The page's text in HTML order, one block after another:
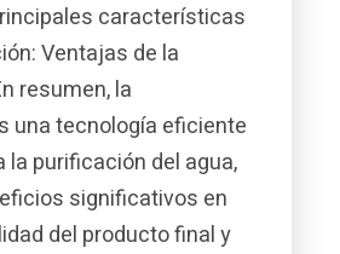
características
Ventajas de la
resumen, la
una tecnología eficiente
la purificación del agua,
significativos en
del producto final y